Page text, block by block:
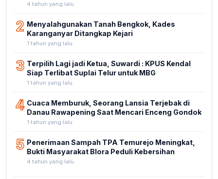
4 tahun yang lalu
2 Menyalahgunakan Tanah Bengkok, Kades
Karanganyar Ditangkap Kejari
1 tahun yang lalu
3 Terpilih Lagi jadi Ketua, Suwardi : KPUS Kendal
Siap Terlibat Suplai Telur untuk MBG
1 tahun yang lalu
4 Cuaca Memburuk, Seorang Lansia Terjebak di
Danau Rawapening Saat Mencari Enceng Gondok
1 tahun yang lalu
5 Penerimaan Sampah TPA Temurejo Meningkat,
Bukti Masyarakat Blora Peduli Kebersihan
4 tahun yang lalu